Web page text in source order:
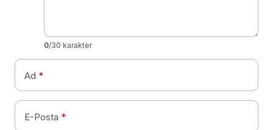
0/30 karakter
Ad *
E-Posta *